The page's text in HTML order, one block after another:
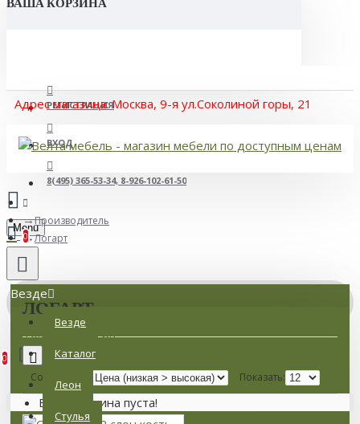
РЕГИСТРАЦИЯ
ВХОД
8(495) 365-53-34, 8-926-102-61-50
Адрес магазина: Москва, 9-я ул.Соколиной горы, 21
Menu
0
Везде
Везде
Каталог
Леон
Стулья
Товаров: 0 (0 р.)
0
Ваша корзина пуста!
Производитель
Логарт
ЛОГАРТ
Сортировка: Показать: